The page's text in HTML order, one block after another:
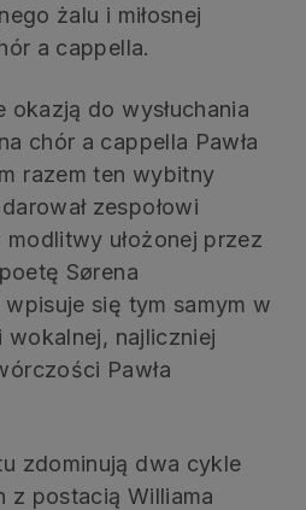
żalu i miłosnej
a cappella.
do wysłuchania
chór a cappella Pawła
razem ten wybitny
zespołowi
ułożonej przez
Sørena
się tym samym w
wokalnej, najliczniej
Pawła
zdominują dwa cykle
z postacią Williama